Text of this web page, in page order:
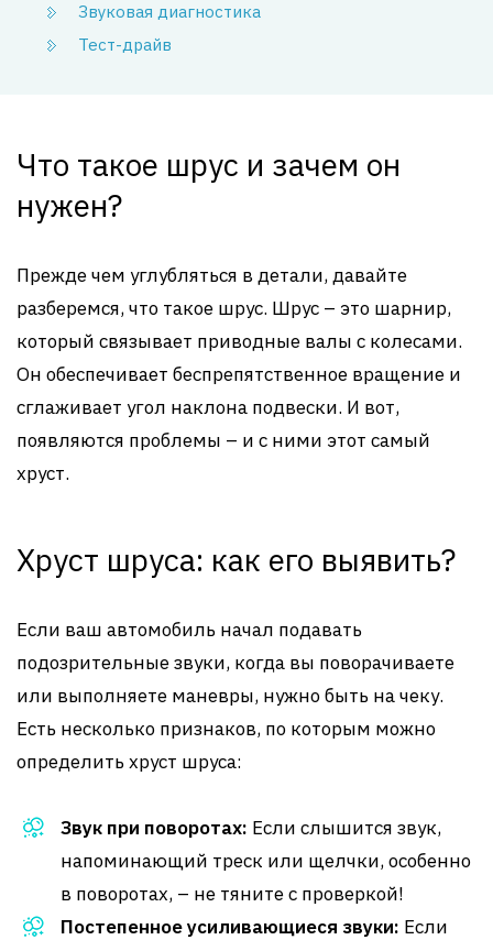
Звуковая диагностика
Тест-драйв
Что такое шрус и зачем он
нужен?
Прежде чем углубляться в детали, давайте
разберемся, что такое шрус. Шрус – это шарнир,
который связывает приводные валы с колесами.
Он обеспечивает беспрепятственное вращение и
сглаживает угол наклона подвески. И вот,
появляются проблемы – и с ними этот самый
хруст.
Хруст шруса: как его выявить?
Если ваш автомобиль начал подавать
подозрительные звуки, когда вы поворачиваете
или выполняете маневры, нужно быть на чеку.
Есть несколько признаков, по которым можно
определить хруст шруса:
Звук при поворотах: Если слышится звук,
напоминающий треск или щелчки, особенно
в поворотах, – не тяните с проверкой!
Постепенное усиливающиеся звуки: Если